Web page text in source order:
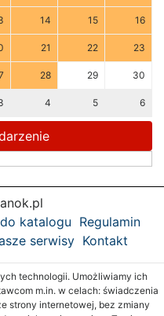
14 15 16
21 22 23
28 29 30
4 5 6
katalogu Regulamin
serwisy Kontakt
technologii. Umożliwiamy ich
m.in. w celach: świadczenia
strony internetowej, bez zmiany